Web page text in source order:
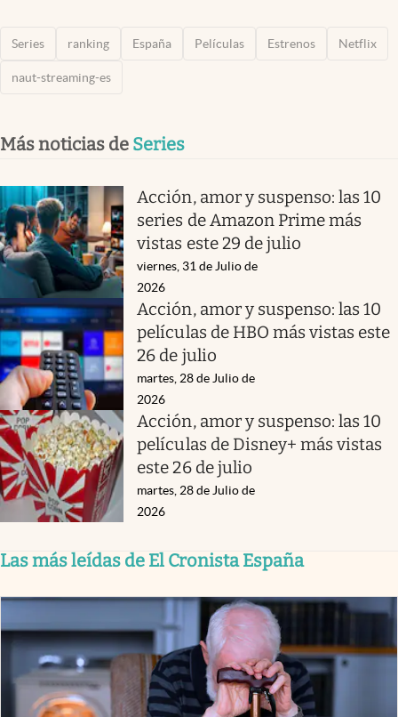
Series ranking España Películas Estrenos Netflix
naut-streaming-es
Más noticias de Series
Acción, amor y suspenso: las 10
series de Amazon Prime más
vistas este 29 de julio
viernes, 31 de Julio de
2026
Acción, amor y suspenso: las 10
películas de HBO más vistas este
26 de julio
martes, 28 de Julio de
2026
Acción, amor y suspenso: las 10
películas de Disney+ más vistas
este 26 de julio
martes, 28 de Julio de
2026
Las más leídas de El Cronista España